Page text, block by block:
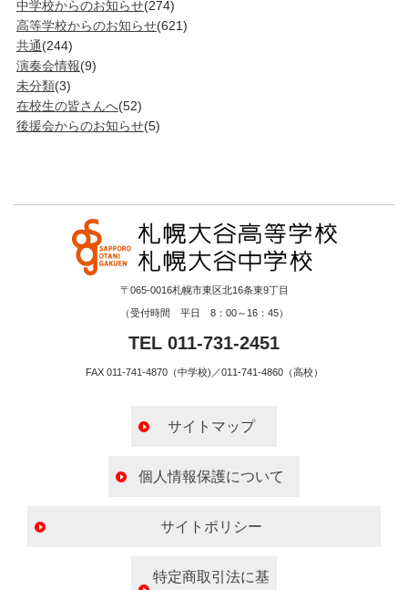
中学校からのお知らせ(274)
高等学校からのお知らせ(621)
共通(244)
演奏会情報(9)
未分類(3)
在校生の皆さんへ(52)
後援会からのお知らせ(5)
〒065-0016札幌市東区北16条東9丁目
（受付時間 平日 8：00～16：45）
TEL 011-731-2451
FAX 011-741-4870（中学校)／011-741-4860（高校）
サイトマップ
個人情報保護について
サイトポリシー
特定商取引法に基